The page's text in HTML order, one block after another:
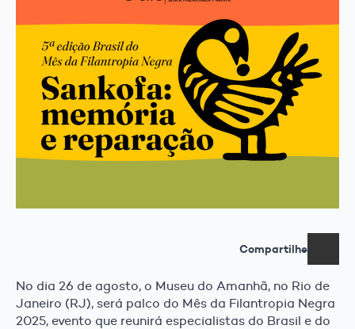
Compartilhe
No dia 26 de agosto, o Museu do Amanhã, no Rio de
Janeiro (RJ), será palco do Mês da Filantropia Negra
2025, evento que reunirá especialistas do Brasil e do